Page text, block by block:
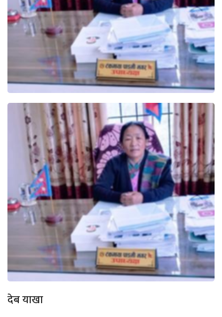
देब याखा